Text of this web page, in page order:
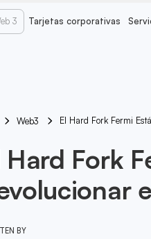
3 Tarjetas corporativas
Web3 El Hard Fork Fermi
Hard Fork
BY